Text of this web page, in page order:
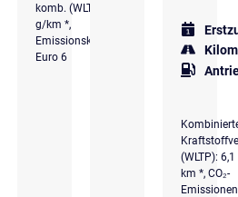
komb. (WLTP): 136
g/km *,
Emissionsklasse
Euro 6
(WLTP):
km *, CO₂-